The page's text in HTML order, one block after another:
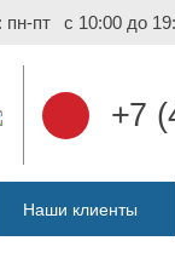
пн-пт с 10:00 до
+7
Наши клиенты